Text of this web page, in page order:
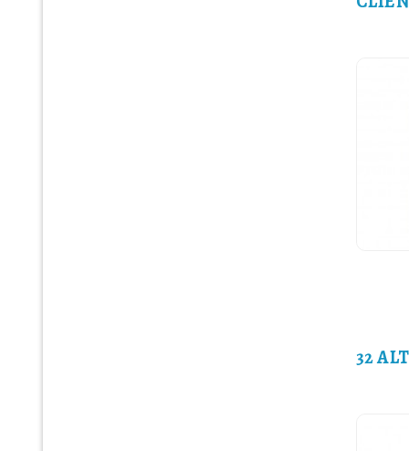
32